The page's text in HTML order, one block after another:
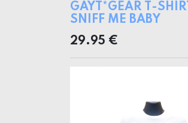
GAYT*GEAR T-SHIRT
SNIFF ME BABY
29.95 €